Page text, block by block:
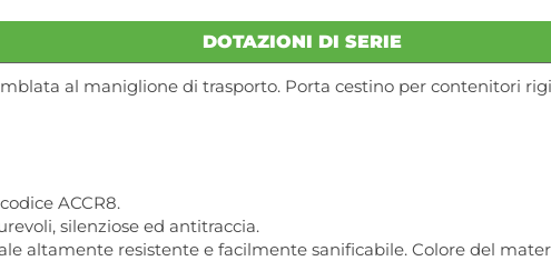
DOTAZIONI DI SERIE
al maniglione di trasporto. Porta cestino per contenitori
ACCR8.
silenziose ed antitraccia.
altamente resistente e facilmente sanificabile. Colore del